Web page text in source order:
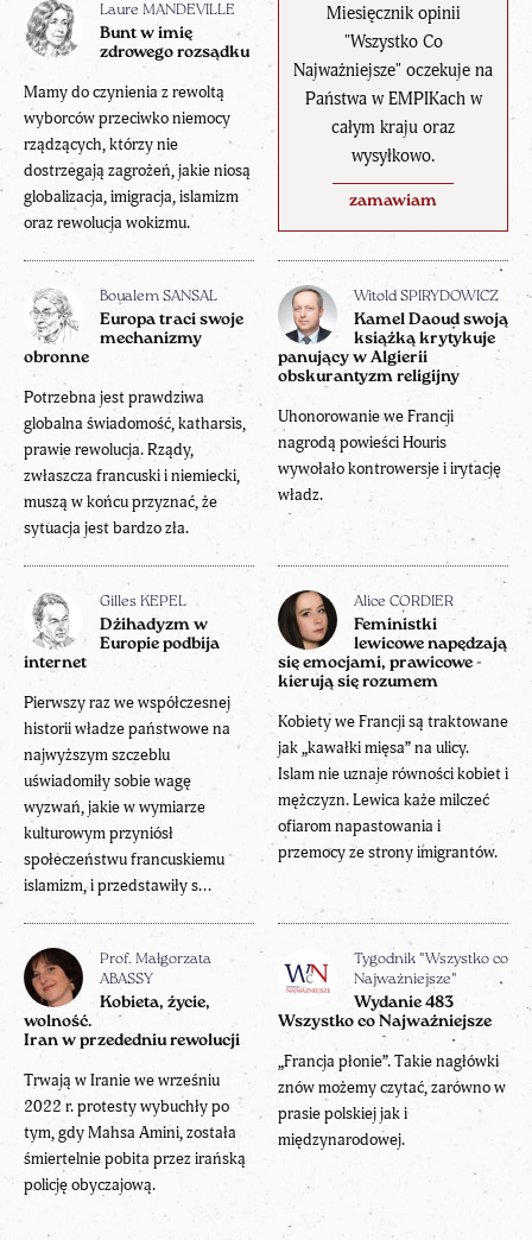
Miesięcznik opinii
"Wszystko Co
Najważniejsze" oczekuje na
Państwa w EMPIKach w
całym kraju oraz
wysyłkowo.
zamawiam
Laure MANDEVILLE
Bunt w imię
zdrowego rozsądku
Mamy do czynienia z rewoltą
wyborców przeciwko niemocy
rządzących, którzy nie
dostrzegają zagrożeń, jakie niosą
globalizacja, imigracja, islamizm
oraz rewolucja wokizmu.
Boualem SANSAL
Europa traci swoje
mechanizmy
obronne
Potrzebna jest prawdziwa
globalna świadomość, katharsis,
prawie rewolucja. Rządy,
zwłaszcza francuski i niemiecki,
muszą w końcu przyznać, że
sytuacja jest bardzo zła.
Witold SPIRYDOWICZ
Kamel Daoud swoją
książką krytykuje
panujący w Algierii
obskurantyzm religijny
Uhonorowanie we Francji
nagrodą powieści Houris
wywołało kontrowersje i irytację
władz.
Gilles KEPEL
Dżihadyzm w
Europie podbija
internet
Pierwszy raz we współczesnej
historii władze państwowe na
najwyższym szczeblu
uświadomiły sobie wagę
wyzwań, jakie w wymiarze
kulturowym przyniósł
społeczeństwu francuskiemu
islamizm, i przedstawiły s...
Alice CORDIER
Feministki
lewicowe napędzają
się emocjami, prawicowe -
kierują się rozumem
Kobiety we Francji są traktowane
jak „kawałki mięsa” na ulicy.
Islam nie uznaje równości kobiet i
mężczyzn. Lewica każe milczeć
ofiarom napastowania i
przemocy ze strony imigrantów.
Prof. Małgorzata
ABASSY
Kobieta, życie,
wolność.
Iran w przededniu rewolucji
Trwają w Iranie we wrześniu
2022 r. protesty wybuchły po
tym, gdy Mahsa Amini, została
śmiertelnie pobita przez irańską
policję obyczajową.
Tygodnik "Wszystko co
Najważniejsze"
Wydanie 483
Wszystko co Najważniejsze
„Francja płonie”. Takie nagłówki
znów możemy czytać, zarówno w
prasie polskiej jak i
międzynarodowej.